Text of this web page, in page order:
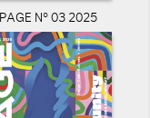
PAGE N° 03 2025